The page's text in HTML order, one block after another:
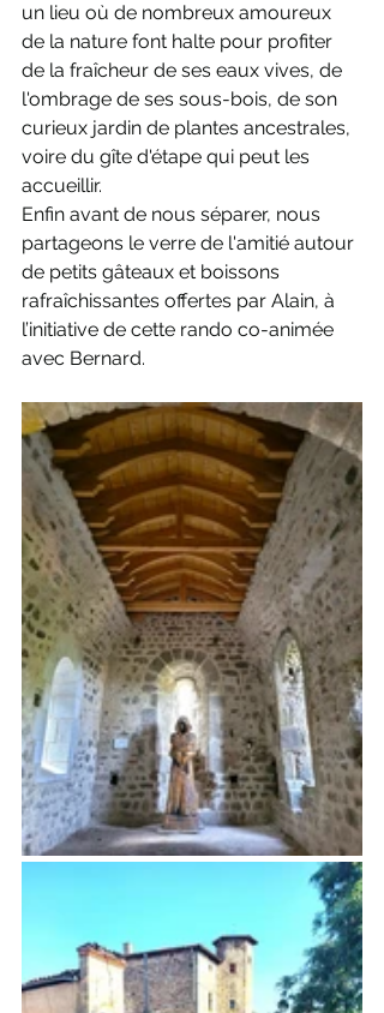
un lieu où de nombreux amoureux
de la nature font halte pour profiter
de la fraîcheur de ses eaux vives, de
l'ombrage de ses sous-bois, de son
curieux jardin de plantes ancestrales,
voire du gîte d'étape qui peut les
accueillir.
Enfin avant de nous séparer, nous
partageons le verre de l'amitié autour
de petits gâteaux et boissons
rafraîchissantes offertes par Alain, à
l’initiative de cette rando co-animée
avec Bernard.